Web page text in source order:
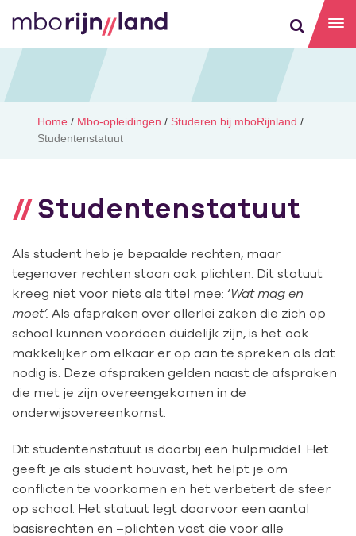
Home / Mbo-opleidingen / Studeren bij mboRijnland /
Studentenstatuut
Studentenstatuut
Als student heb je bepaalde rechten, maar
tegenover rechten staan ook plichten. Dit statuut
kreeg niet voor niets als titel mee: ‘Wat mag en
moet’. Als afspraken over allerlei zaken die zich op
school kunnen voordoen duidelijk zijn, is het ook
makkelijker om elkaar er op aan te spreken als dat
nodig is. Deze afspraken gelden naast de afspraken
die met je zijn overeengekomen in de
onderwijsovereenkomst.
Dit studentenstatuut is daarbij een hulpmiddel. Het
geeft je als student houvast, het helpt je om
conflicten te voorkomen en het verbetert de sfeer
op school. Het statuut legt daarvoor een aantal
basisrechten en –plichten vast die voor alle